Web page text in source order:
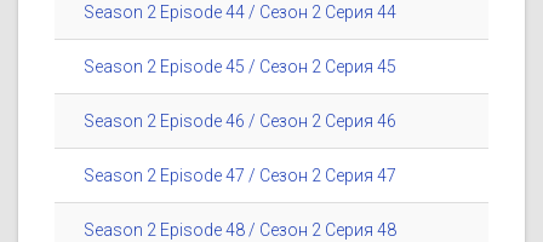
Season 2 Episode 44 / Сезон 2 Серия 44
Season 2 Episode 45 / Сезон 2 Серия 45
Season 2 Episode 46 / Сезон 2 Серия 46
Season 2 Episode 47 / Сезон 2 Серия 47
Season 2 Episode 48 / Сезон 2 Серия 48